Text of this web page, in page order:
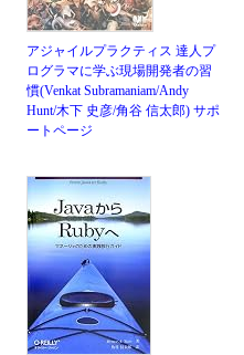
アジャイルプラクティス 達人プ
ログラマに学ぶ現場開発者の習
慣(Venkat Subramaniam/Andy
Hunt/木下 史彦/角谷 信太郎) サポ
ートページ